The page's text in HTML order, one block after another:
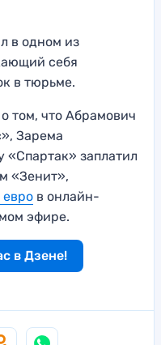
в одном из
себя
в тюрьме.
том, что Абрамович
Зарема
«Спартак» заплатил
«Зенит»,
евро в онлайн-
эфире.
в Дзене!